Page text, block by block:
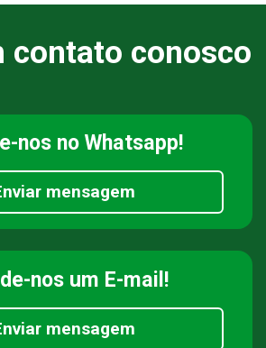
contato conosco
nos no Whatsapp!
mensagem
nos um E-mail!
mensagem